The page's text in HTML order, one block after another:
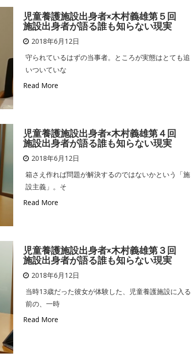
児童養護施設出身者×木村義雄第５回
施設出身者が語る誰も知らない現実
2018年6月12日
守られているはずの当事者。ところが実態はとても追
いついていな
Read More
児童養護施設出身者×木村義雄第４回
施設出身者が語る誰も知らない現実
2018年6月12日
箱さえ作れば問題が解決するのではないかという「施
設主義」。そ
Read More
児童養護施設出身者×木村義雄第３回
施設出身者が語る誰も知らない現実
2018年6月12日
当時13歳だった彼女が体験した、児童養護施設に入る
前の、一時
Read More